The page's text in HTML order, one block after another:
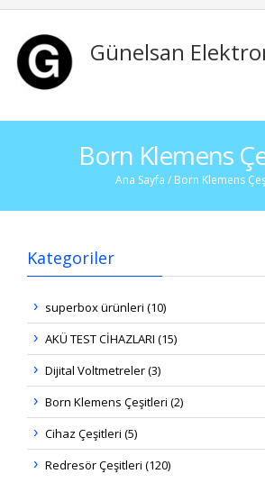
Günelsan
Born Klemens
Ana Sayfa / Born Klemens
Kategoriler
superbox ürünleri (10)
AKÜ TEST CİHAZLARI (15)
Dijital Voltmetreler (3)
Born Klemens Çeşitleri (2)
Cihaz Çeşitleri (5)
Redresör Çeşitleri (120)